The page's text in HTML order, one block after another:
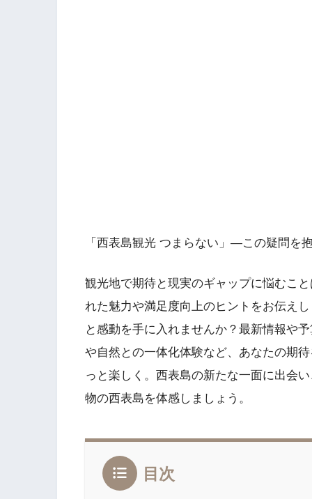
「西表島観光 つまらない」―この疑問を
観光地で期待と現実のギャップに悩むこ
れた魅力や満足度向上のヒントをお伝え
と感動を手に入れませんか？最新情報や
や自然との一体化体験など、あなたの期
っと楽しく。西表島の新たな一面に出会
物の西表島を体感しましょう。
目次